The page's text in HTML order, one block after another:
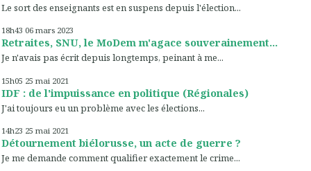
Le sort des enseignants est en suspens depuis l'élection...
18h43 06 mars 2023
Retraites, SNU, le MoDem m'agace souverainement...
Je n'avais pas écrit depuis longtemps, peinant à me...
15h05 25 mai 2021
IDF : de l'impuissance en politique (Régionales)
J'ai toujours eu un problème avec les élections...
14h23 25 mai 2021
Détournement biélorusse, un acte de guerre ?
Je me demande comment qualifier exactement le crime...